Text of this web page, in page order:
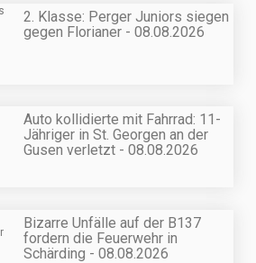
2. Klasse: Perger Juniors siegen
gegen Florianer - 08.08.2026
Auto kollidierte mit Fahrrad: 11-
Jähriger in St. Georgen an der
Gusen verletzt - 08.08.2026
Bizarre Unfälle auf der B137
fordern die Feuerwehr in
Schärding - 08.08.2026